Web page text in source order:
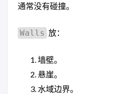
通常没有碰撞。
Walls 放：
墙壁。
悬崖。
水域边界。